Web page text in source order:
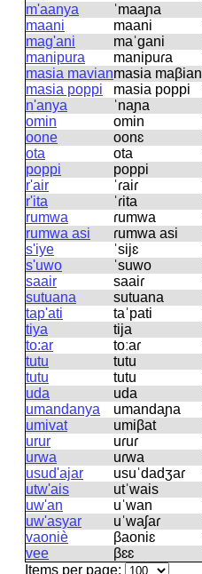
m'aanya
ˈmaaɲa
maani
maani
mag'ani
maˈɡani
manipura
manipuɾa
masia mavianmasia maβian
masia poppi
masia poppi
n'anya
ˈnaɲa
omin
omin
oone
oonɛ
ota
ota
poppi
poppi
r'air
ˈɾaiɾ
r'ita
ˈɾita
rumwa
ɾumwa
rumwa asi
ɾumwa asi
s'iye
ˈsijɛ
s'uwo
ˈsuwo
saair
saaiɾ
sutuana
sutuana
tap'ati
taˈpati
tiya
tija
to:ar
toːaɾ
tutu
tutu
tutu
tutu
uda
uda
umandanya
umandaɲa
umivat
umiβat
urur
uɾuɾ
urwa
uɾwa
usud'ajar
usuˈdadʒaɾ
utw'ais
utˈwais
uw'an
uˈwan
uw'asyar
uˈwaʃaɾ
vaoniè
βaoniɛ
vee
βɛɛ
Items per page: